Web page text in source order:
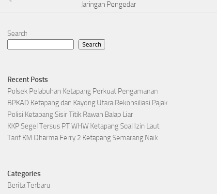
Jaringan Pengedar
Search
Search
Recent Posts
Polsek Pelabuhan Ketapang Perkuat Pengamanan
BPKAD Ketapang dan Kayong Utara Rekonsiliasi Pajak
Polisi Ketapang Sisir Titik Rawan Balap Liar
KKP Segel Tersus PT WHW Ketapang Soal Izin Laut
Tarif KM Dharma Ferry 2 Ketapang Semarang Naik
Categories
Berita Terbaru